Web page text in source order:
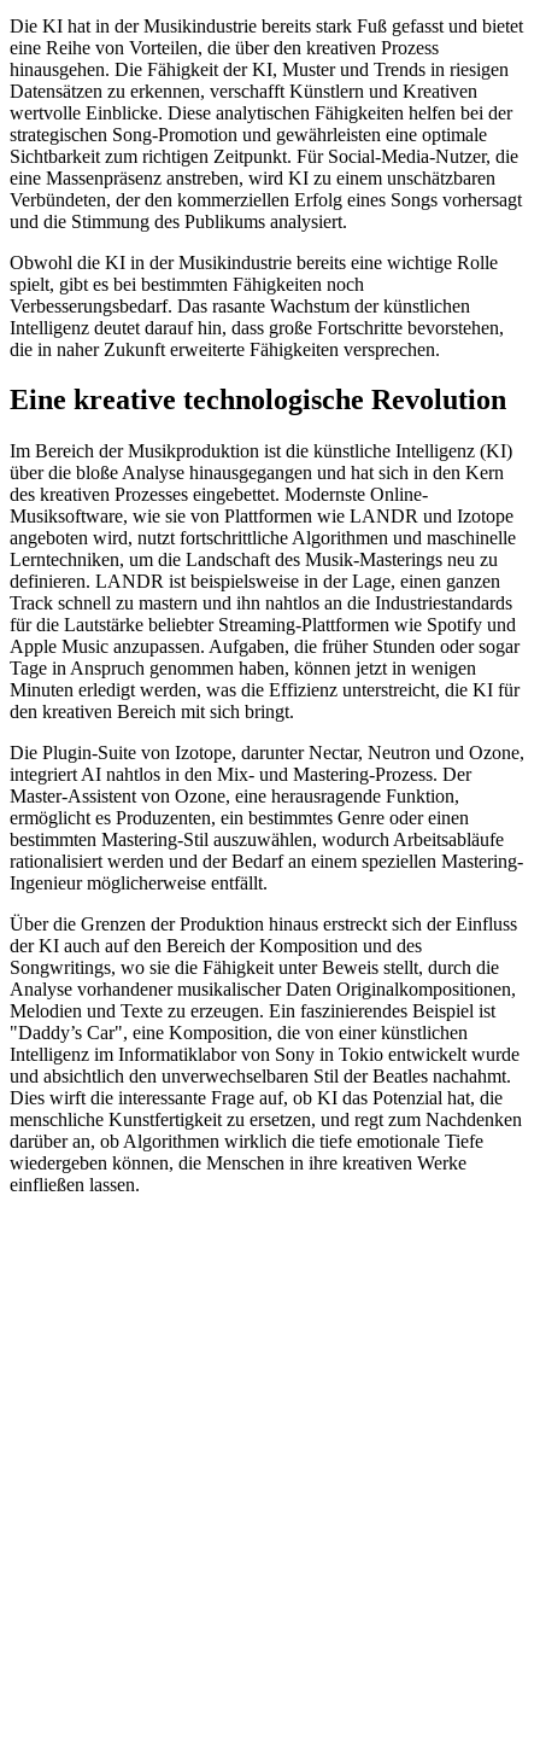
Die KI hat in der Musikindustrie bereits stark Fuß gefasst und bietet
eine Reihe von Vorteilen, die über den kreativen Prozess
hinausgehen. Die Fähigkeit der KI, Muster und Trends in riesigen
Datensätzen zu erkennen, verschafft Künstlern und Kreativen
wertvolle Einblicke. Diese analytischen Fähigkeiten helfen bei der
strategischen Song-Promotion und gewährleisten eine optimale
Sichtbarkeit zum richtigen Zeitpunkt. Für Social-Media-Nutzer, die
eine Massenpräsenz anstreben, wird KI zu einem unschätzbaren
Verbündeten, der den kommerziellen Erfolg eines Songs vorhersagt
und die Stimmung des Publikums analysiert.
Obwohl die KI in der Musikindustrie bereits eine wichtige Rolle
spielt, gibt es bei bestimmten Fähigkeiten noch
Verbesserungsbedarf. Das rasante Wachstum der künstlichen
Intelligenz deutet darauf hin, dass große Fortschritte bevorstehen,
die in naher Zukunft erweiterte Fähigkeiten versprechen.
Eine kreative technologische Revolution
Im Bereich der Musikproduktion ist die künstliche Intelligenz (KI)
über die bloße Analyse hinausgegangen und hat sich in den Kern
des kreativen Prozesses eingebettet. Modernste Online-
Musiksoftware, wie sie von Plattformen wie LANDR und Izotope
angeboten wird, nutzt fortschrittliche Algorithmen und maschinelle
Lerntechniken, um die Landschaft des Musik-Masterings neu zu
definieren. LANDR ist beispielsweise in der Lage, einen ganzen
Track schnell zu mastern und ihn nahtlos an die Industriestandards
für die Lautstärke beliebter Streaming-Plattformen wie Spotify und
Apple Music anzupassen. Aufgaben, die früher Stunden oder sogar
Tage in Anspruch genommen haben, können jetzt in wenigen
Minuten erledigt werden, was die Effizienz unterstreicht, die KI für
den kreativen Bereich mit sich bringt.
Die Plugin-Suite von Izotope, darunter Nectar, Neutron und Ozone,
integriert AI nahtlos in den Mix- und Mastering-Prozess. Der
Master-Assistent von Ozone, eine herausragende Funktion,
ermöglicht es Produzenten, ein bestimmtes Genre oder einen
bestimmten Mastering-Stil auszuwählen, wodurch Arbeitsabläufe
rationalisiert werden und der Bedarf an einem speziellen Mastering-
Ingenieur möglicherweise entfällt.
Über die Grenzen der Produktion hinaus erstreckt sich der Einfluss
der KI auch auf den Bereich der Komposition und des
Songwritings, wo sie die Fähigkeit unter Beweis stellt, durch die
Analyse vorhandener musikalischer Daten Originalkompositionen,
Melodien und Texte zu erzeugen. Ein faszinierendes Beispiel ist
"Daddy’s Car", eine Komposition, die von einer künstlichen
Intelligenz im Informatiklabor von Sony in Tokio entwickelt wurde
und absichtlich den unverwechselbaren Stil der Beatles nachahmt.
Dies wirft die interessante Frage auf, ob KI das Potenzial hat, die
menschliche Kunstfertigkeit zu ersetzen, und regt zum Nachdenken
darüber an, ob Algorithmen wirklich die tiefe emotionale Tiefe
wiedergeben können, die Menschen in ihre kreativen Werke
einfließen lassen.